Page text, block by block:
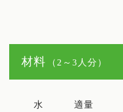
材料 （2～3人分）
水 適量